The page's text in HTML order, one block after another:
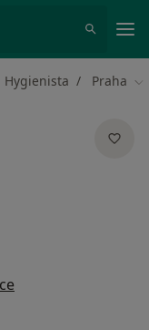
Hygienista Praha